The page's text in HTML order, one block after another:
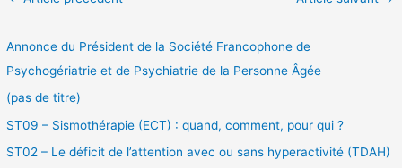
Annonce du Président de la Société Francophone de
Psychogériatrie et de Psychiatrie de la Personne Âgée
(pas de titre)
ST09 – Sismothérapie (ECT) : quand, comment, pour qui ?
ST02 – Le déficit de l’attention avec ou sans hyperactivité (TDAH)